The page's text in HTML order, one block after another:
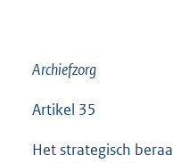
Archiefzorg
Artikel 35
Het strategisch